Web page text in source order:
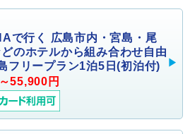
で行く 広島市内・宮島・尾
のホテルから組み合わせ自由
フリープラン1泊5日(初泊付)
55,900円